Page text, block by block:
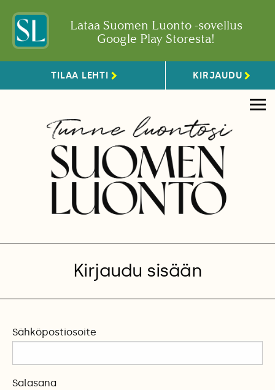
Lataa Suomen Luonto -sovellus
Google Play Storesta!
TILAA LEHTI KIRJAUDU
Kirjaudu sisään
Sähköpostiosoite
Salasana